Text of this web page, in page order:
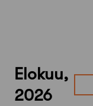
Elokuu,
2026